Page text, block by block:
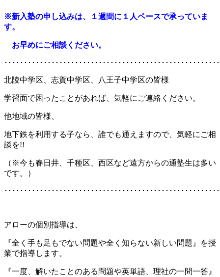
※新入塾の申し込みは、１週間に１人ペースで承っていま
す。
お早めにご相談ください。
･･････････････････････････････････････････････････････
北陵中学区、志賀中学区、八王子中学区の皆様
学習面で困ったことがあれば、気軽にご連絡ください。
他地域の皆様、
地下鉄を利用する子なら、誰でも通えますので、気軽にご相
談を!!
（※今も春日井、千種区、西区など遠方からの通塾生は多い
です。）
･･････････････････････････････････････････････････････
アローの個別指導は、
『全く手も足もでない問題や全く知らない新しい問題』を授
業で指導します。
『一度、解いたことのある問題や英単語、理社の一問一答』